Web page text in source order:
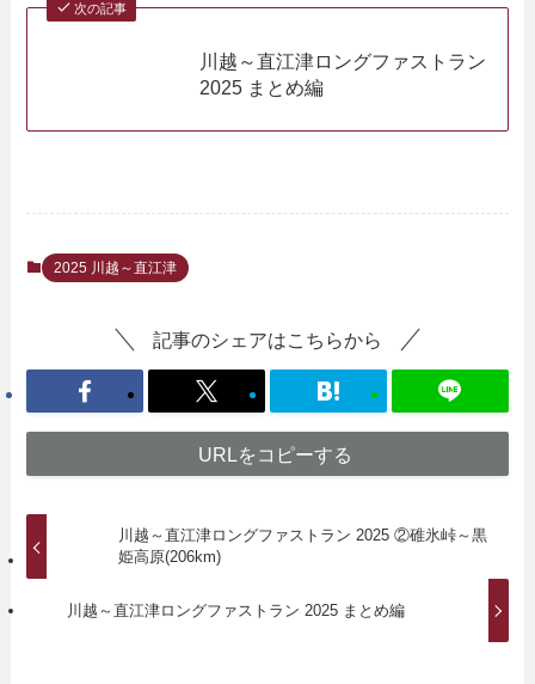
次の記事
川越～直江津ロングファストラン
2025 まとめ編
2025 川越～直江津
記事のシェアはこちらから
URLをコピーする
川越～直江津ロングファストラン 2025 ②碓氷峠～黒
姫高原(206km)
川越～直江津ロングファストラン 2025 まとめ編